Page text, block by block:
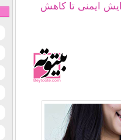
ایمنی تا کاهش